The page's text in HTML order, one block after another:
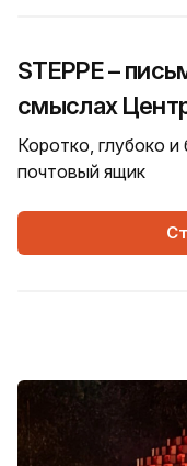
STEPPE –
смыслах
Коротко, глубоко
почтовый ящик